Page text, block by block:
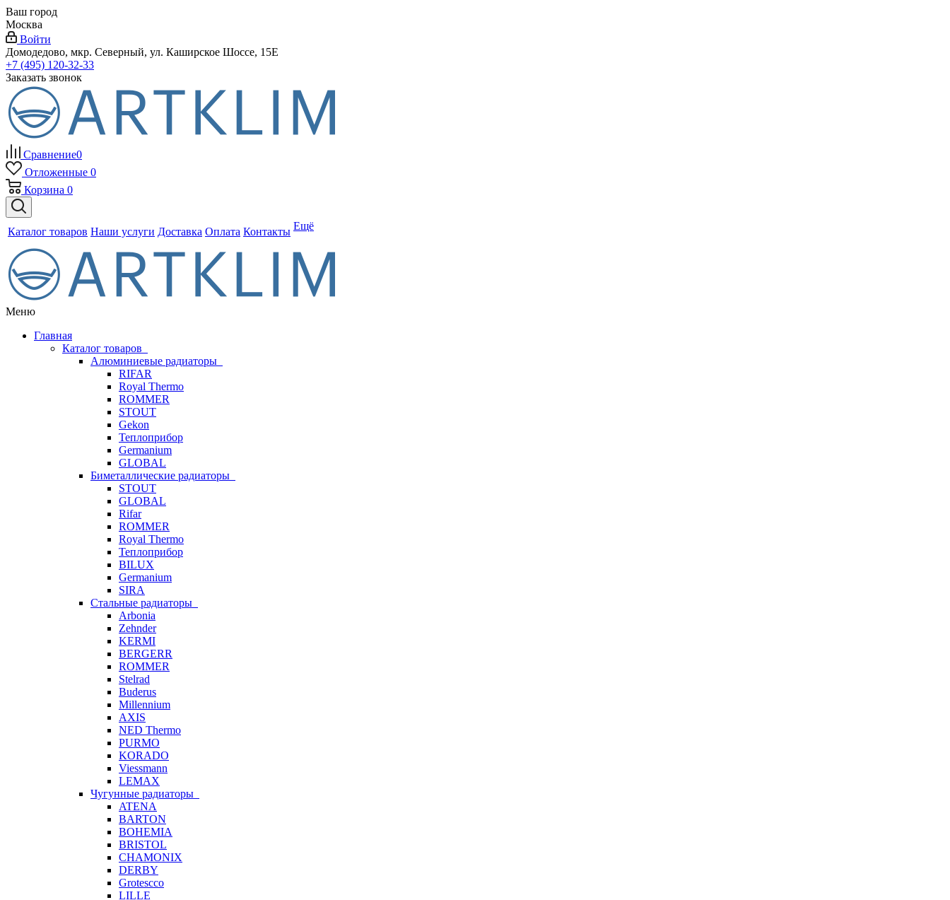
Ваш город
Москва
Войти
Домодедово, мкр. Северный, ул. Каширское Шоссе, 15Е
+7 (495) 120-32-33
Заказать звонок
Сравнение0
Отложенные 0
Корзина 0
Каталог товаров Наши услуги Доставка Оплата Контакты Ещё
Меню
Главная
Каталог товаров
Алюминиевые радиаторы
RIFAR
Royal Thermo
ROMMER
STOUT
Gekon
Теплоприбор
Germanium
GLOBAL
Биметаллические радиаторы
STOUT
GLOBAL
Rifar
ROMMER
Royal Thermo
Теплоприбор
BILUX
Germanium
SIRA
Стальные радиаторы
Arbonia
Zehnder
KERMI
BERGERR
ROMMER
Stelrad
Buderus
Millennium
AXIS
NED Thermo
PURMO
KORADO
Viessmann
LEMAX
Чугунные радиаторы
ATENA
BARTON
BOHEMIA
BRISTOL
CHAMONIX
DERBY
Grotescco
LILLE